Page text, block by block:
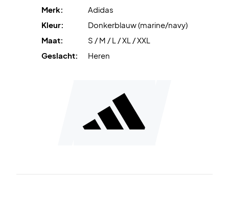
Zachte piqué-stof
met sneldrogende eigenschappen
Speel met comfort en stijl – koop de Adidas Heritage T-
shirt Legend Ink vandaag nog!
Merk:
Adidas
Kleur:
Donkerblauw (marine/navy)
Maat:
S / M / L / XL / XXL
Geslacht:
Heren